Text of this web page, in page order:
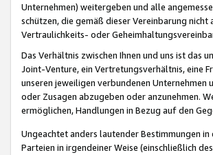
Unternehmen) weitergeben und alle
schützen, die gemäß dieser Vereinbarung
Vertraulichkeits- oder
Das Verhältnis zwischen Ihnen und uns ist das
Joint-Venture, ein Vertretungsverhältnis, eine
unseren jeweiligen verbundenen Unternehmen
oder Zusagen abzugeben oder anzunehmen.
ermöglichen, Handlungen in Bezug auf den
Ungeachtet anders lautender Bestimmungen
Parteien in irgendeiner Weise (einschließlich